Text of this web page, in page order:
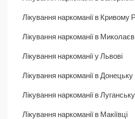
Лікування наркоманії в Кривому
Лікування наркоманії в
Лікування наркоманії у Львові
Лікування наркоманії в Донецьку
Лікування наркоманії в Луганську
Лікування наркоманії в Макіївці